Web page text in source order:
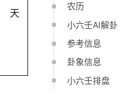
天
农历
小六壬AI解卦
参考信息
卦象信息
小六壬排盘